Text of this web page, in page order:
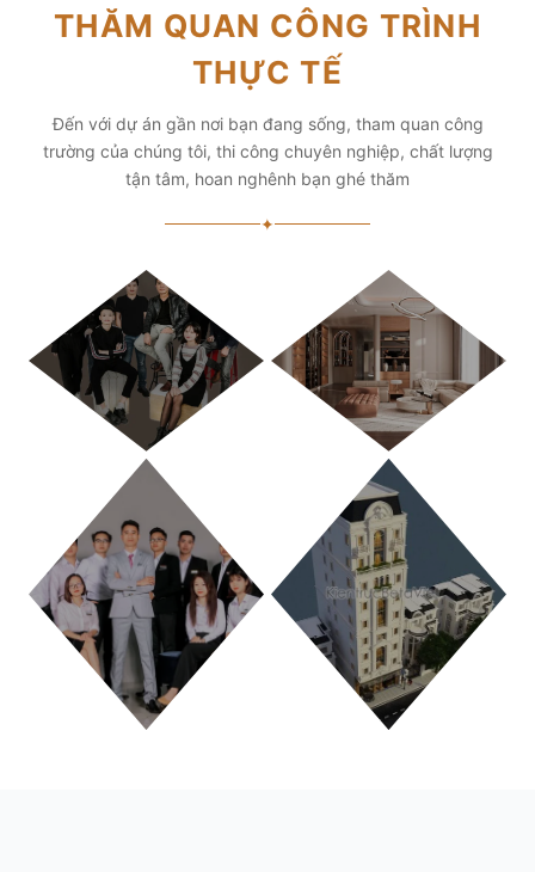
THĂM QUAN CÔNG TRÌNH
THỰC TẾ
Đến với dự án gần nơi bạn đang sống, tham quan công
trường của chúng tôi, thi công chuyên nghiệp, chất lượng
tận tâm, hoan nghênh bạn ghé thăm
✦
TP. HỒ CHÍ MINH